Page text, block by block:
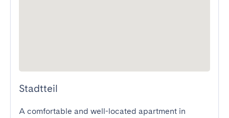
Stadtteil
A comfortable and well-located apartment in